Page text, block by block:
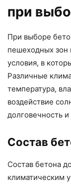
при
При выборе
пешеходных зон
условия, в
Различные
температура,
воздействие
долговечность
Состав
Состав бетона
климатическим